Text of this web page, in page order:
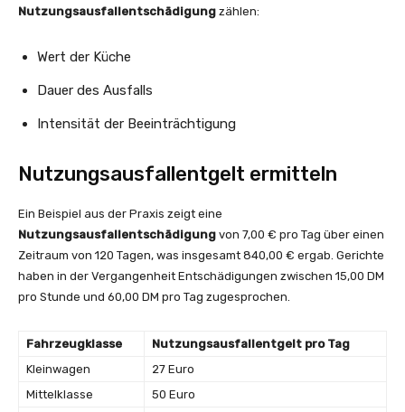
Nutzungsausfallentschädigung zählen:
Wert der Küche
Dauer des Ausfalls
Intensität der Beeinträchtigung
Nutzungsausfallentgelt ermitteln
Ein Beispiel aus der Praxis zeigt eine
Nutzungsausfallentschädigung von 7,00 € pro Tag über einen
Zeitraum von 120 Tagen, was insgesamt 840,00 € ergab. Gerichte
haben in der Vergangenheit Entschädigungen zwischen 15,00 DM
pro Stunde und 60,00 DM pro Tag zugesprochen.
Fahrzeugklasse
Nutzungsausfallentgelt pro Tag
Kleinwagen
27 Euro
Mittelklasse
50 Euro